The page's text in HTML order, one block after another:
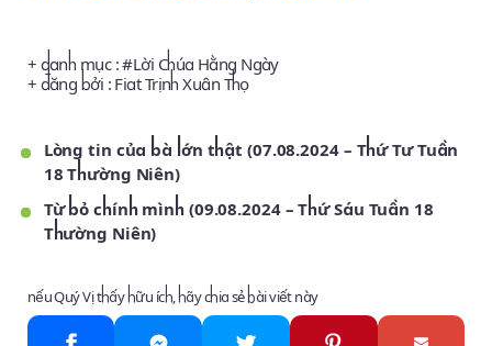
+ danh mục : #Lời Chúa Hằng Ngày
+ đăng bởi : Fiat Trịnh Xuân Thọ
Lòng tin của bà lớn thật (07.08.2024 – Thứ Tư Tuần
18 Thường Niên)
Từ bỏ chính mình (09.08.2024 – Thứ Sáu Tuần 18
Thường Niên)
nếu Quý Vị thấy hữu ích, hãy chia sẻ bài viết này